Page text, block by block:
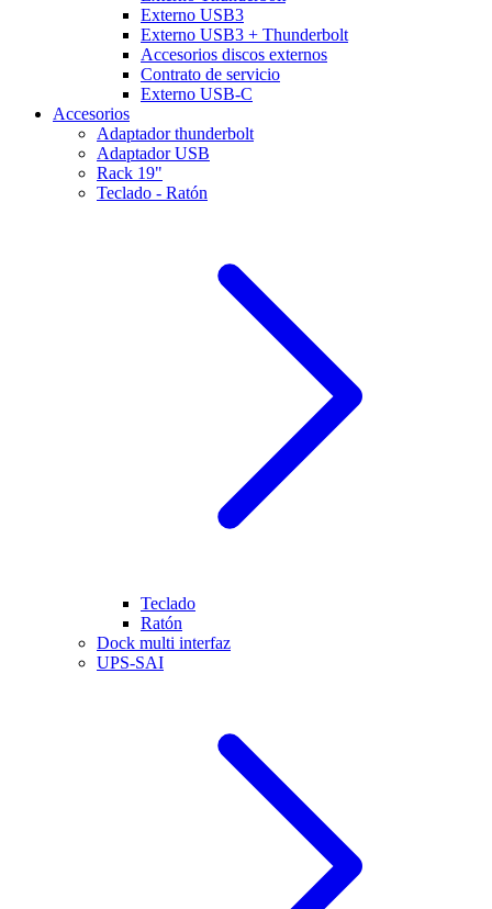
Externo USB3
Externo USB3 + Thunderbolt
Accesorios discos externos
Contrato de servicio
Externo USB-C
Accesorios
Adaptador thunderbolt
Adaptador USB
Rack 19"
Teclado - Ratón
Teclado
Ratón
Dock multi interfaz
UPS-SAI